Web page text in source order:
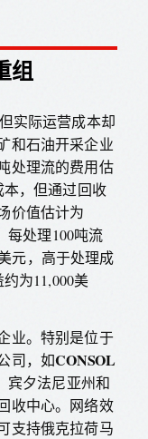
组
实际运营成本却
和石油开采企业
处理流的费用估
，但通过回收
价值估计为
每处理100吨流
元，高于处理成
为11,000美
业。特别是位于
司，如CONSOL
宾夕法尼亚州和
收中心。网络效
支持俄克拉荷马